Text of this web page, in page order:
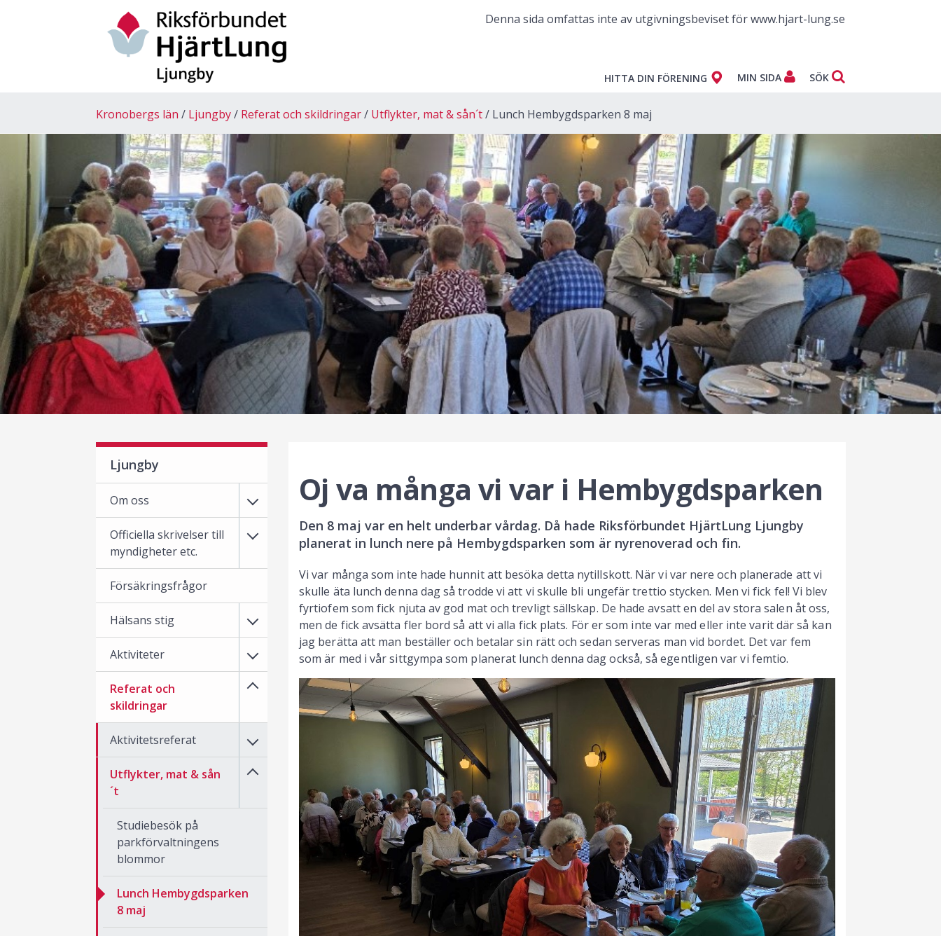
Denna sida omfattas inte av utgivningsbeviset för www.hjart-lung.se
HITTA DIN FÖRENING MIN SIDA SÖK
Kronobergs län Ljungby Referat och skildringar Utflykter, mat & sån´t Lunch Hembygdsparken 8 maj
Oj va många vi var i Hembygdsparken
Den 8 maj var en helt underbar vårdag. Då hade Riksförbundet HjärtLung Ljungby
planerat in lunch nere på Hembygdsparken som är nyrenoverad och fin.
Vi var många som inte hade hunnit att besöka detta nytillskott. När vi var nere och planerade att vi
skulle äta lunch denna dag så trodde vi att vi skulle bli ungefär trettio stycken. Men vi fick fel! Vi blev
fyrtiofem som fick njuta av god mat och trevligt sällskap. De hade avsatt en del av stora salen åt oss,
men de fick avsätta fler bord så att vi alla fick plats. För er som inte var med eller inte varit där så kan
jag berätta att man beställer och betalar sin rätt och sedan serveras man vid bordet. Det var fem
som är med i vår sittgympa som planerat lunch denna dag också, så egentligen var vi femtio.
Ljungby
Om oss
Officiella skrivelser till
myndigheter etc.
Försäkringsfrågor
Hälsans stig
Aktiviteter
Referat och
skildringar
Aktivitetsreferat
Utflykter, mat & sån
´t
Studiebesök på
parkförvaltningens
blommor
Lunch Hembygdsparken
8 maj